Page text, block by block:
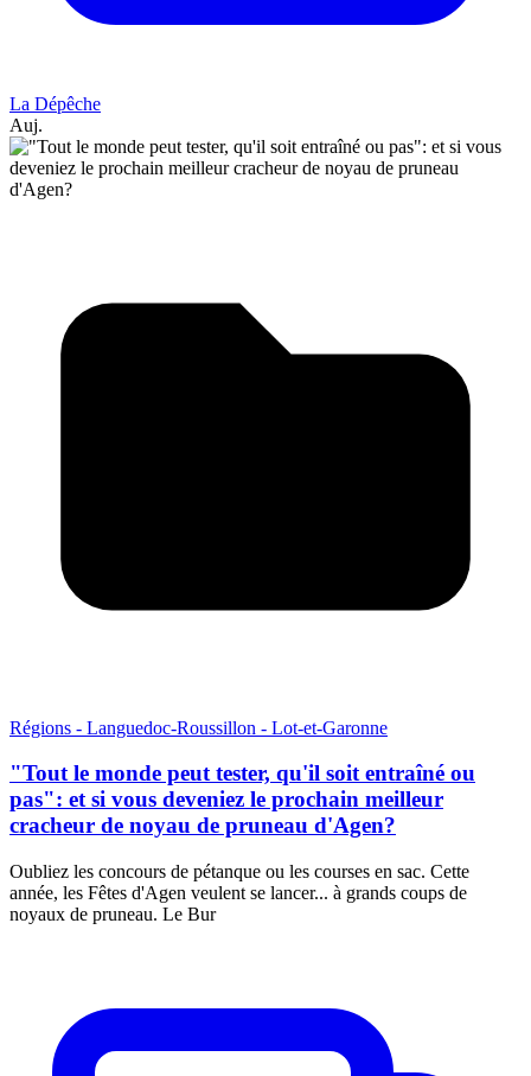
La Dépêche
Auj.
Régions - Languedoc-Roussillon - Lot-et-Garonne
"Tout le monde peut tester, qu'il soit entraîné ou
pas": et si vous deveniez le prochain meilleur
cracheur de noyau de pruneau d'Agen?
Oubliez les concours de pétanque ou les courses en sac. Cette
année, les Fêtes d'Agen veulent se lancer... à grands coups de
noyaux de pruneau. Le Bur